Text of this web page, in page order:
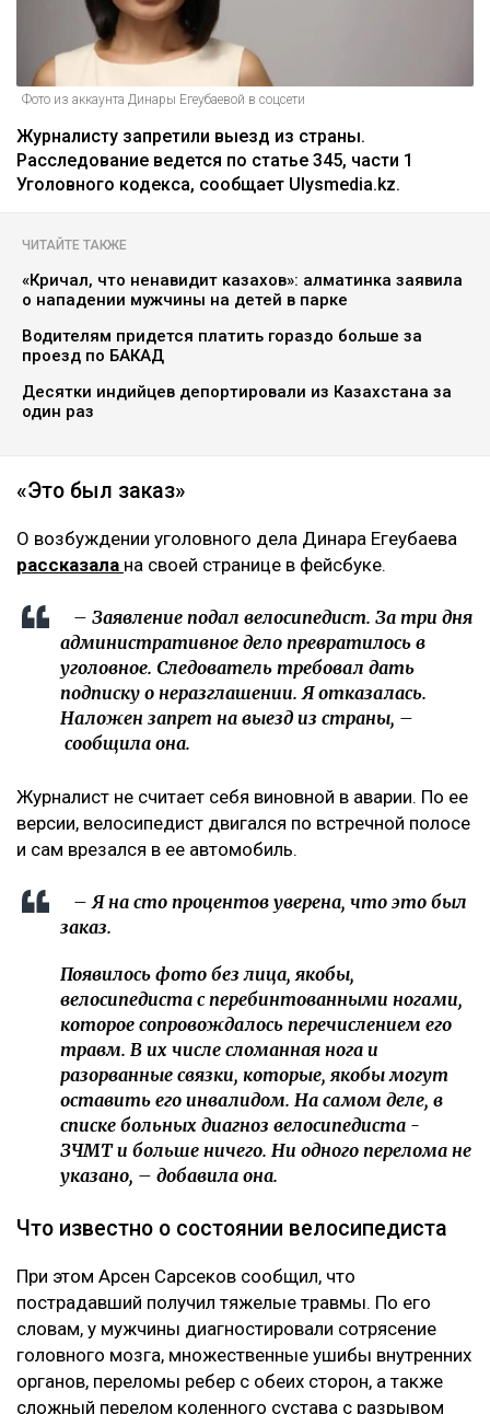
Фото из аккаунта Динары Егеубаевой в соцсети
Журналисту запретили выезд из страны.
Расследование ведется по статье 345, части 1
Уголовного кодекса, сообщает Ulysmedia.kz.
ЧИТАЙТЕ ТАКЖЕ
«Кричал, что ненавидит казахов»: алматинка заявила
о нападении мужчины на детей в парке
Водителям придется платить гораздо больше за
проезд по БАКАД
Десятки индийцев депортировали из Казахстана за
один раз
«Это был заказ»
О возбуждении уголовного дела Динара Егеубаева
рассказала на своей странице в фейсбуке.
– Заявление подал велосипедист. За три дня
административное дело превратилось в
уголовное. Следователь требовал дать
подписку о неразглашении. Я отказалась.
Наложен запрет на выезд из страны, –
сообщила она.
Журналист не считает себя виновной в аварии. По ее
версии, велосипедист двигался по встречной полосе
и сам врезался в ее автомобиль.
– Я на сто процентов уверена, что это был
заказ.
Появилось фото без лица, якобы,
велосипедиста с перебинтованными ногами,
которое сопровождалось перечислением его
травм. В их числе сломанная нога и
разорванные связки, которые, якобы могут
оставить его инвалидом. На самом деле, в
списке больных диагноз велосипедиста -
ЗЧМТ и больше ничего. Ни одного перелома не
указано, – добавила она.
Что известно о состоянии велосипедиста
При этом Арсен Сарсеков сообщил, что
пострадавший получил тяжелые травмы. По его
словам, у мужчины диагностировали сотрясение
головного мозга, множественные ушибы внутренних
органов, переломы ребер с обеих сторон, а также
сложный перелом коленного сустава с разрывом